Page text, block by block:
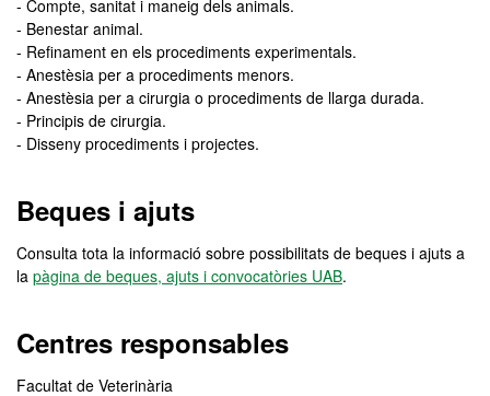
- Compte, sanitat i maneig dels animals.
- Benestar animal.
- Refinament en els procediments experimentals.
- Anestèsia per a procediments menors.
- Anestèsia per a cirurgia o procediments de llarga durada.
- Principis de cirurgia.
- Disseny procediments i projectes.
Beques i ajuts
Consulta tota la informació sobre possibilitats de beques i ajuts a
la pàgina de beques, ajuts i convocatòries UAB.
Centres responsables
Facultat de Veterinària